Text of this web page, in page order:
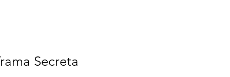
Secreta